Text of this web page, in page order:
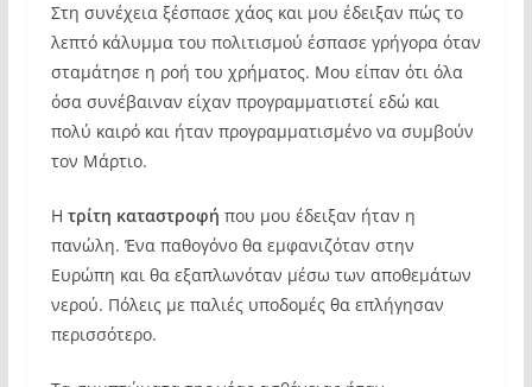
Στη συνέχεια ξέσπασε χάος και μου έδειξαν πώς το
λεπτό κάλυμμα του πολιτισμού έσπασε γρήγορα όταν
σταμάτησε η ροή του χρήματος. Μου είπαν ότι όλα
όσα συνέβαιναν είχαν προγραμματιστεί εδώ και
πολύ καιρό και ήταν προγραμματισμένο να συμβούν
τον Μάρτιο.
Η τρίτη καταστροφή που μου έδειξαν ήταν η
πανώλη. Ένα παθογόνο θα εμφανιζόταν στην
Ευρώπη και θα εξαπλωνόταν μέσω των αποθεμάτων
νερού. Πόλεις με παλιές υποδομές θα επλήγησαν
περισσότερο.